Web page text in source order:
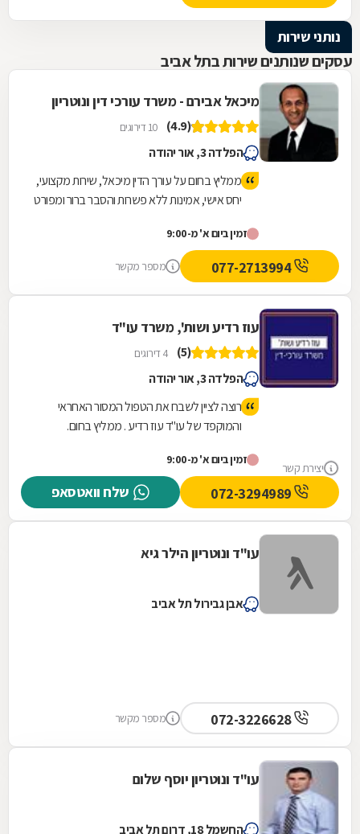
נותני שירות
עסקים שנותנים שירות בתל אביב
מיכאל אבירם - משרד עורכי דין ונוטריון
(4.9) 10 דירוגים
הפלדה 3, אור יהודה
ממליץ בחום על עורך הדין מיכאל, שירות מקצועי,
יחס אישי, אמינות ללא פשרות והסבר ברור ומפורט
זמין ביום א' מ-9:00
077-2713994 מספר מקשר
יצירת קשר
עוז רדיע ושות', משרד עו"ד
(5) 4 דירוגים
הפלדה 3, אור יהודה
רוצה לציין לשבח את הטפול המסור האחראי
והמוקפד של עו"ד עוז רדיע . ממליץ בחום.
זמין ביום א' מ-9:00
שלח וואטסאפ
עו"ד ונוטריון הילר גיא
אבן גבירול תל אביב
072-3226628 מספר מקשר
עו"ד ונוטריון יוסף שלום
החשמל 18, דרום תל אביב